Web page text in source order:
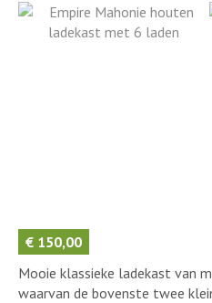
€ 150,00
Mooie klassieke ladekast van
waarvan de bovenste twee